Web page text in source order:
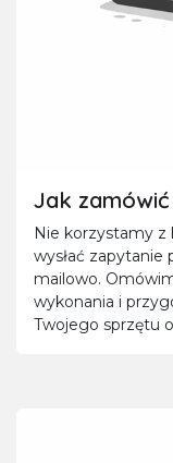
Jak
Nie korzystamy z
wysłać zapytanie
mailowo.
wykonania i
Twojego sprzętu